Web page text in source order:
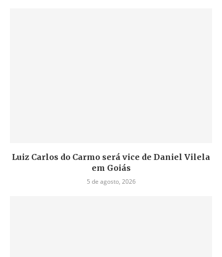
Luiz Carlos do Carmo será vice de Daniel Vilela
em Goiás
5 de agosto, 2026